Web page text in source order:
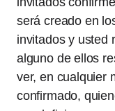
será creado en
invitados y usted
alguno de ellos
ver, en cualquier
confirmado,